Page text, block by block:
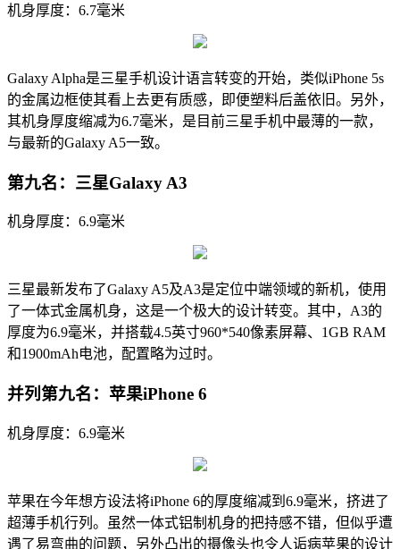
机身厚度：6.7毫米
Galaxy Alpha是三星手机设计语言转变的开始，类似iPhone 5s
的金属边框使其看上去更有质感，即便塑料后盖依旧。另外，
其机身厚度缩减为6.7毫米，是目前三星手机中最薄的一款，
与最新的Galaxy A5一致。
第九名：三星Galaxy A3
机身厚度：6.9毫米
三星最新发布了Galaxy A5及A3是定位中端领域的新机，使用
了一体式金属机身，这是一个极大的设计转变。其中，A3的
厚度为6.9毫米，并搭载4.5英寸960*540像素屏幕、1GB RAM
和1900mAh电池，配置略为过时。
并列第九名：苹果iPhone 6
机身厚度：6.9毫米
苹果在今年想方设法将iPhone 6的厚度缩减到6.9毫米，挤进了
超薄手机行列。虽然一体式铝制机身的把持感不错，但似乎遭
遇了易弯曲的问题，另外凸出的摄像头也令人诟病苹果的设计